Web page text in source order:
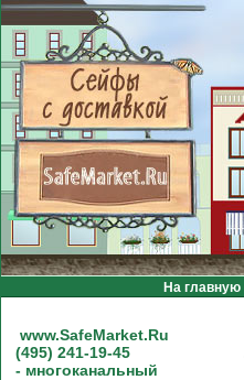
На главную
www.SafeMarket.Ru
(495) 241-19-45
- многоканальный